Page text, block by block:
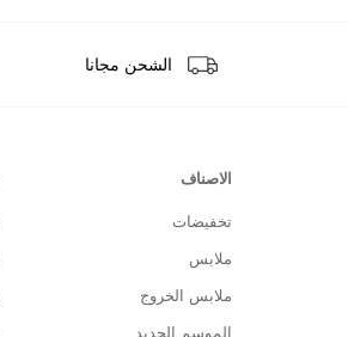
الشحن مجانا
الاصناف
تخفيضات
ملابس
ملابس الخروج
الموسم الجديد